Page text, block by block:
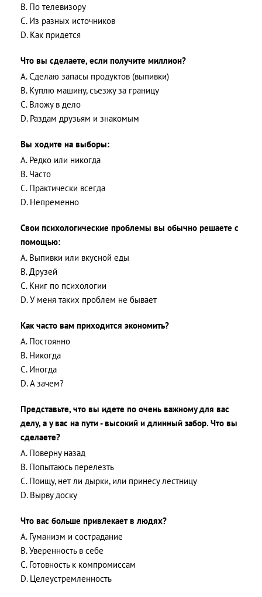
B. По телевизору
C. Из разных источников
D. Как придется
Что вы сделаете, если получите миллион?
A. Сделаю запасы продуктов (выпивки)
B. Куплю машину, съезжу за границу
C. Вложу в дело
D. Раздам друзьям и знакомым
Вы ходите на выборы:
A. Редко или никогда
B. Часто
C. Практически всегда
D. Непременно
Свои психологические проблемы вы обычно решаете с
помощью:
A. Выпивки или вкусной еды
B. Друзей
C. Книг по психологии
D. У меня таких проблем не бывает
Как часто вам приходится экономить?
A. Постоянно
B. Никогда
C. Иногда
D. А зачем?
Представьте, что вы идете по очень важному для вас
делу, а у вас на пути - высокий и длинный забор. Что вы
сделаете?
A. Поверну назад
B. Попытаюсь перелезть
C. Поищу, нет ли дырки, или принесу лестницу
D. Вырву доску
Что вас больше привлекает в людях?
A. Гуманизм и сострадание
B. Уверенность в себе
C. Готовность к компромиссам
D. Целеустремленность